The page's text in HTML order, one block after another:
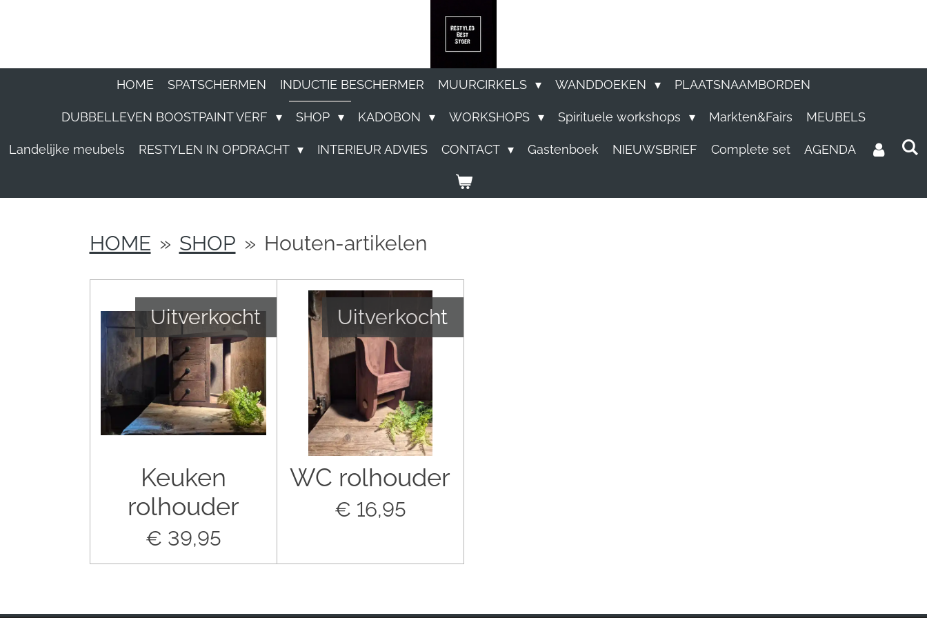
hoofdinhoud
HOME SPATSCHERMEN INDUCTIE BESCHERMER MUURCIRKELS WANDDOEKEN PLAATSNAAMBORDEN
DUBBELLEVEN BOOSTPAINT VERF SHOP KADOBON WORKSHOPS Spirituele workshops Markten&Fairs MEUBELS
Landelijke meubels RESTYLEN IN OPDRACHT INTERIEUR ADVIES CONTACT Gastenboek NIEUWSBRIEF Complete set AGENDA
HOME » SHOP » Houten-artikelen
Uitverkocht
Keuken
rolhouder
€ 39,95
Uitverkocht
WC rolhouder
€ 16,95